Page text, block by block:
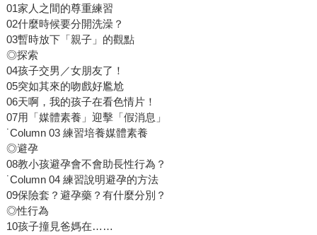
01家人之間的尊重練習
02什麼時候要分開洗澡？
03暫時放下「親子」的觀點
◎探索
04孩子交男／女朋友了！
05突如其來的吻戲好尷尬
06天啊，我的孩子在看色情片！
07用「媒體素養」迎擊「假消息」
˙Column 03 練習培養媒體素養
◎避孕
08教小孩避孕會不會助長性行為？
˙Column 04 練習說明避孕的方法
09保險套？避孕藥？有什麼分別？
◎性行為
10孩子撞見爸媽在……